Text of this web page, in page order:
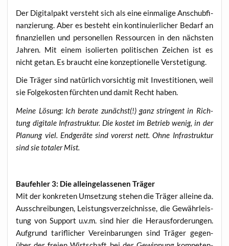
Der Digi­tal­pakt ver­steht sich als eine ein­ma­li­ge Anschub­fi­
nan­zie­rung. Aber es besteht ein kon­ti­nu­ier­li­cher Bedarf an
finan­zi­el­len und per­so­nel­len Res­sour­cen in den nächs­ten
Jah­ren. Mit einem iso­lier­ten poli­ti­schen Zei­chen ist es
nicht getan. Es braucht eine kon­zep­tio­nel­le Verstetigung.
Die Trä­ger sind natür­lich vor­sich­tig mit Inves­ti­tio­nen, weil
sie Fol­ge­kos­ten fürch­ten und damit Recht haben.
Mei­ne Lösung: Ich bera­te zunächst(!) ganz strin­gent in Rich­
tung digi­ta­le Infra­struk­tur. Die kos­tet im Betrieb wenig, in der
Pla­nung viel. End­ge­rä­te sind vor­erst nett. Ohne Infra­struk­tur
sind sie tota­ler Mist.
Bau­feh­ler 3: Die allein­ge­las­se­nen Träger
Mit der kon­kre­ten Umset­zung ste­hen die Trä­ger allei­ne da.
Aus­schrei­bun­gen, Leis­tungs­ver­zeich­nis­se, die Gewähr­leis­
tung von Sup­port u.v.m. sind hier die Her­aus­for­de­run­gen.
Auf­grund tarif­li­cher Ver­ein­ba­run­gen sind Trä­ger gegen­